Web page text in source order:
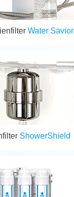
Water Savior
ShowerShield